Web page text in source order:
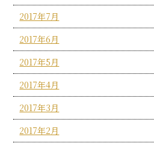
2017年7月
2017年6月
2017年5月
2017年4月
2017年3月
2017年2月